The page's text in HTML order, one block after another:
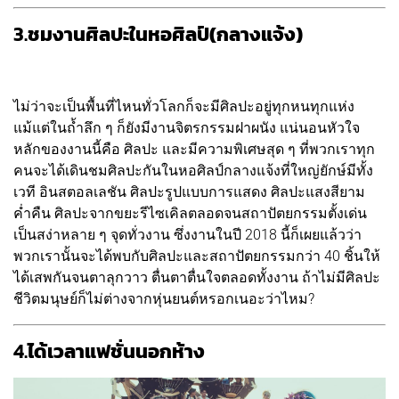
3.ชมงานศิลปะในหอศิลป์(กลางแจ้ง)
ไม่ว่าจะเป็นพื้นที่ไหนทั่วโลกก็จะมีศิลปะอยู่ทุกหนทุกแห่ง
แม้แต่ในถ้ำลึก ๆ ก็ยังมีงานจิตรกรรมฝาผนัง แน่นอนหัวใจ
หลักของงานนี้คือ ศิลปะ และมีความพิเศษสุด ๆ ที่พวกเราทุก
คนจะได้เดินชมศิลปะกันในหอศิลป์กลางแจ้งที่ใหญ่ยักษ์มีทั้ง
เวที อินสตอลเลชัน ศิลปะรูปแบบการแสดง ศิลปะแสงสียาม
ค่ำคืน ศิลปะจากขยะรีไซเคิลตลอดจนสถาปัตยกรรมตั้งเด่น
เป็นสง่าหลาย ๆ จุดทั่วงาน ซึ่งงานในปี 2018 นี้ก็เผยแล้วว่า
พวกเรานั้นจะได้พบกับศิลปะและสถาปัตยกรรมกว่า 40 ชิ้นให้
ได้เสพกันจนตาลุกวาว ตื่นตาตื่นใจตลอดทั้งงาน ถ้าไม่มีศิลปะ
ชีวิตมนุษย์ก็ไม่ต่างจากหุ่นยนต์หรอกเนอะว่าไหม?
4.ได้เวลาแฟชั่นนอกห้าง